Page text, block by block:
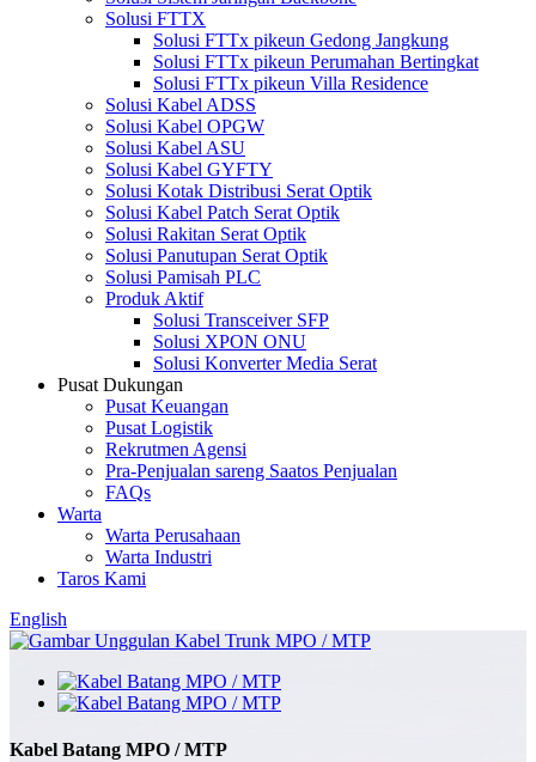
Solusi FTTX
Solusi FTTx pikeun Gedong Jangkung
Solusi FTTx pikeun Perumahan Bertingkat
Solusi FTTx pikeun Villa Residence
Solusi Kabel ADSS
Solusi Kabel OPGW
Solusi Kabel ASU
Solusi Kabel GYFTY
Solusi Kotak Distribusi Serat Optik
Solusi Kabel Patch Serat Optik
Solusi Rakitan Serat Optik
Solusi Panutupan Serat Optik
Solusi Pamisah PLC
Produk Aktif
Solusi Transceiver SFP
Solusi XPON ONU
Solusi Konverter Media Serat
Pusat Dukungan
Pusat Keuangan
Pusat Logistik
Rekrutmen Agensi
Pra-Penjualan sareng Saatos Penjualan
FAQs
Warta
Warta Perusahaan
Warta Industri
Taros Kami
English
Kabel Batang MPO / MTP